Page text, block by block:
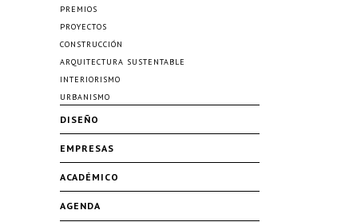
PREMIOS
PROYECTOS
CONSTRUCCIÓN
ARQUITECTURA SUSTENTABLE
INTERIORISMO
URBANISMO
DISEÑO
EMPRESAS
ACADÉMICO
AGENDA